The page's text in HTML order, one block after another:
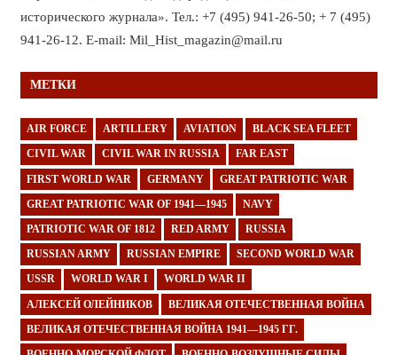
исторического журнала». Тел.: +7 (495) 941-26-50; + 7 (495)
941-26-12. E-mail: Mil_Hist_magazin@mail.ru
МЕТКИ
AIR FORCE ARTILLERY AVIATION BLACK SEA FLEET
CIVIL WAR CIVIL WAR IN RUSSIA FAR EAST
FIRST WORLD WAR GERMANY GREAT PATRIOTIC WAR
GREAT PATRIOTIC WAR OF 1941—1945 NAVY
PATRIOTIC WAR OF 1812 RED ARMY RUSSIA
RUSSIAN ARMY RUSSIAN EMPIRE SECOND WORLD WAR
USSR WORLD WAR I WORLD WAR II
АЛЕКСЕЙ ОЛЕЙНИКОВ ВЕЛИКАЯ ОТЕЧЕСТВЕННАЯ ВОЙНА
ВЕЛИКАЯ ОТЕЧЕСТВЕННАЯ ВОЙНА 1941—1945 ГГ.